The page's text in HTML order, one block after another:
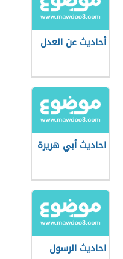
أحاديث عن العدل
احاديث أبي هريرة
احاديث الرسول